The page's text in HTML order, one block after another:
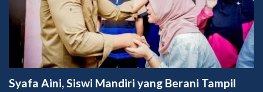
Syafa Aini, Siswi Mandiri yang Berani Tampil